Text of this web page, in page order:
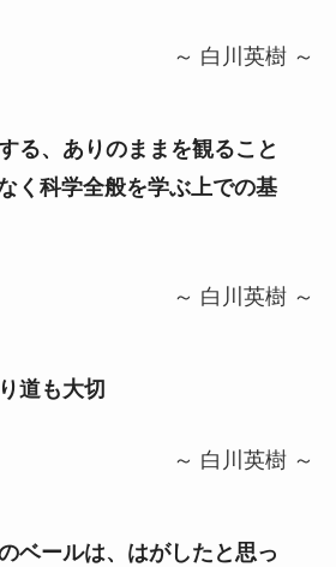
～ 白川英樹 ～
る、ありのままを観ること
く科学全般を学ぶ上での基
～ 白川英樹 ～
道も大切
～ 白川英樹 ～
ベールは、はがしたと思っ